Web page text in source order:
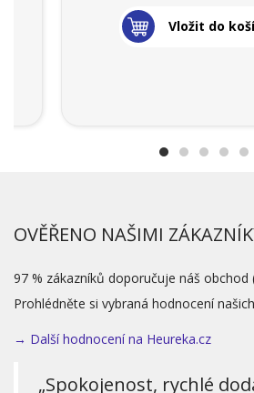
Vložit do
OVĚŘENO NAŠIMI
97 % zákazníků doporučuje náš obchod
Prohlédněte si vybraná hodnocení
→ Další hodnocení na Heureka.cz
„Spokojenost, rychlé